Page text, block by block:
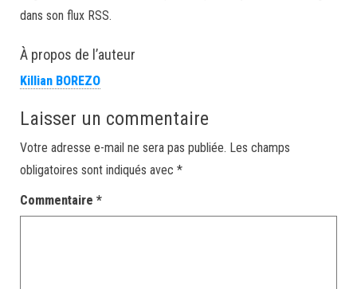
dans son flux RSS.
À propos de l’auteur
Killian BOREZO
Laisser un commentaire
Votre adresse e-mail ne sera pas publiée. Les champs
obligatoires sont indiqués avec *
Commentaire *